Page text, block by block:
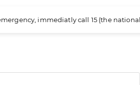
immediatly call 15 (the